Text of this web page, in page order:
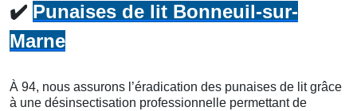
✔️ Punaises de lit Bonneuil-sur-
Marne
À 94, nous assurons l’éradication des punaises de lit grâce
à une désinsectisation professionnelle permettant de